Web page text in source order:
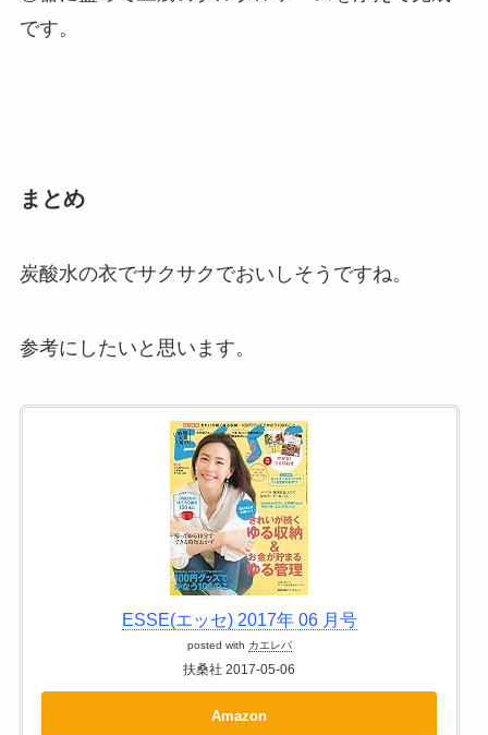
です。
まとめ
炭酸水の衣でサクサクでおいしそうですね。
参考にしたいと思います。
ESSE(エッセ) 2017年 06 月号
posted with カエレバ
扶桑社 2017-05-06
Amazon